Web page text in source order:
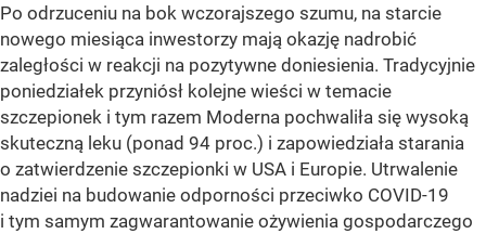
Po odrzuceniu na bok wczorajszego szumu, na starcie
nowego miesiąca inwestorzy mają okazję nadrobić
zaległości w reakcji na pozytywne doniesienia. Tradycyjnie
poniedziałek przyniósł kolejne wieści w temacie
szczepionek i tym razem Moderna pochwaliła się wysoką
skuteczną leku (ponad 94 proc.) i zapowiedziała starania
o zatwierdzenie szczepionki w USA i Europie. Utrwalenie
nadziei na budowanie odporności przeciwko COVID-19
i tym samym zagwarantowanie ożywienia gospodarczego